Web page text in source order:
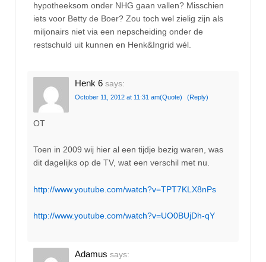
hypotheeksom onder NHG gaan vallen? Misschien
iets voor Betty de Boer? Zou toch wel zielig zijn als
miljonairs niet via een nepscheiding onder de
restschuld uit kunnen en Henk&Ingrid wél.
Henk 6 says:
October 11, 2012 at 11:31 am(Quote) (Reply)
OT
Toen in 2009 wij hier al een tijdje bezig waren, was
dit dagelijks op de TV, wat een verschil met nu.
http://www.youtube.com/watch?v=TPT7KLX8nPs
http://www.youtube.com/watch?v=UO0BUjDh-qY
Adamus says: